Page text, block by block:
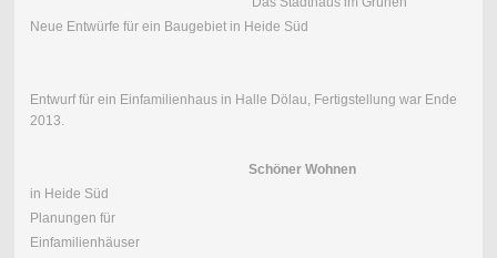
Neue Entwürfe für ein Baugebiet in Heide Süd
Entwurf für ein Einfamilienhaus in Halle Dölau, Fertigstellung war Ende
2013.
Schöner Wohnen
in Heide Süd
Planungen für
Einfamilienhäuser